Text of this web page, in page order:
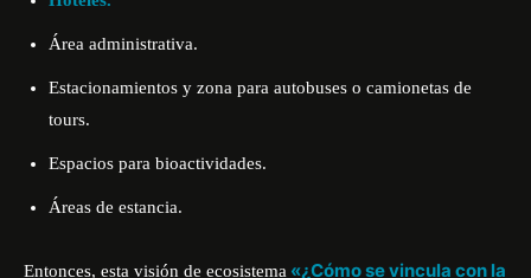
Área administrativa.
Estacionamientos y zona para autobuses o camionetas de
tours.
Espacios para bioactividades.
Áreas de estancia.
Entonces, esta visión de ecosistema «¿Cómo se vincula con la